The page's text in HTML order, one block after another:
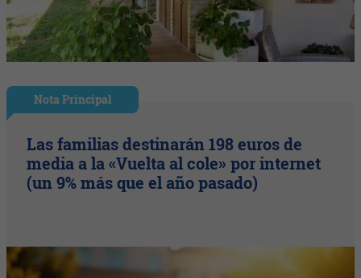
Nota Principal
Las familias destinarán 198 euros de
media a la «Vuelta al cole» por internet
(un 9% más que el año pasado)